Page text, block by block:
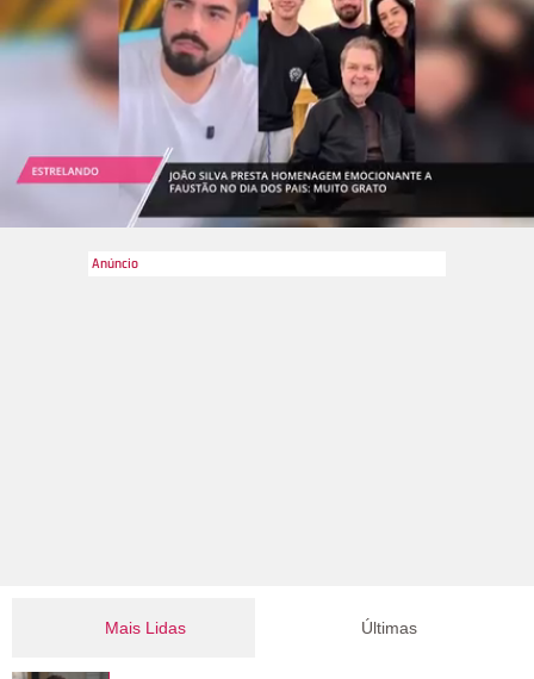
protagonistas são interpretados por Son Ye-jin e Hyun Bin, que
se apaixonaram também na vida real, se casaram e hoje são
papais. A seguir, confira uma lista de títulos para se derreter de
amores!
Mais Lidas Últimas